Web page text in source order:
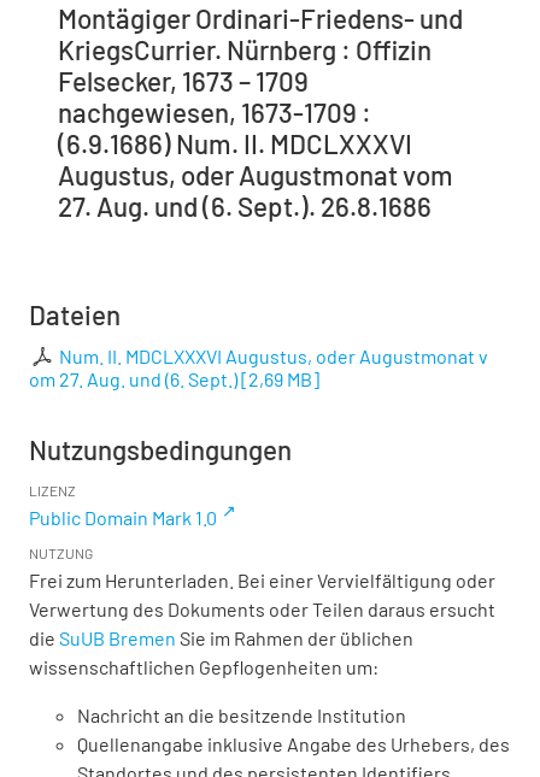
Montägiger Ordinari-Friedens- und
KriegsCurrier. Nürnberg : Offizin
Felsecker, 1673 – 1709
nachgewiesen, 1673-1709 :
(6.9.1686) Num. II. MDCLXXXVI
Augustus, oder Augustmonat vom
27. Aug. und (6. Sept.). 26.8.1686
Dateien
Num. II. MDCLXXXVI Augustus, oder Augustmonat v
om 27. Aug. und (6. Sept.)[2,69 MB]
Nutzungsbedingungen
LIZENZ
Public Domain Mark 1.0
NUTZUNG
Frei zum Herunterladen. Bei einer Vervielfältigung oder
Verwertung des Dokuments oder Teilen daraus ersucht
die SuUB Bremen Sie im Rahmen der üblichen
wissenschaftlichen Gepflogenheiten um:
Nachricht an die besitzende Institution
Quellenangabe inklusive Angabe des Urhebers, des